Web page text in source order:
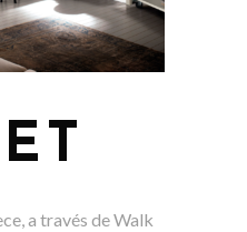
a través de Walk